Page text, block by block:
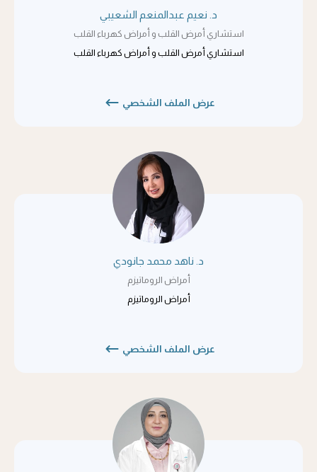
د. نعيم عبدالمنعم الشعيبي
استشاري أمرض القلب و أمراض كهرباء القلب
استشاري أمرض القلب و أمراض كهرباء القلب
عرض الملف الشخصي
د. ناهد محمد جانودي
أمراض الروماتيزم
أمراض الروماتيزم
عرض الملف الشخصي